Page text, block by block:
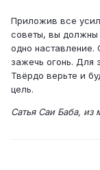
Приложив все
советы, вы должны
одно наставление.
зажечь огонь. Для
Твёрдо верьте и
цель.
Сатья Саи Баба, из